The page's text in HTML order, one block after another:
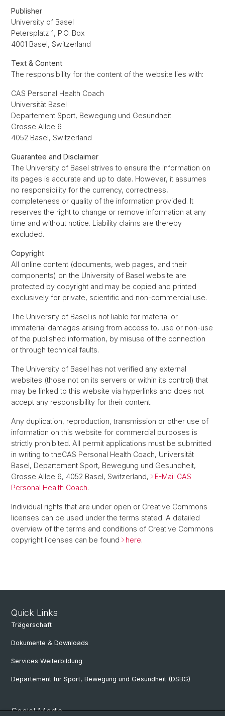
Publisher
University of Basel
Petersplatz 1, P.O. Box
4001 Basel, Switzerland
Text & Content
The responsibility for the content of the website lies with:
CAS Personal Health Coach
Universität Basel
Departement Sport, Bewegung und Gesundheit
Grosse Allee 6
4052 Basel, Switzerland
Guarantee and Disclaimer
The University of Basel strives to ensure the information on
its pages is accurate and up to date. However, it assumes
no responsibility for the currency, correctness,
completeness or quality of the information provided. It
reserves the right to change or remove information at any
time and without notice. Liability claims are thereby
excluded.
Copyright
All online content (documents, web pages, and their
components) on the University of Basel website are
protected by copyright and may be copied and printed
exclusively for private, scientific and non-commercial use.
The University of Basel is not liable for material or
immaterial damages arising from access to, use or non-use
of the published information, by misuse of the connection
or through technical faults.
The University of Basel has not verified any external
websites (those not on its servers or within its control) that
may be linked to this website via hyperlinks and does not
accept any responsibility for their content.
Any duplication, reproduction, transmission or other use of
information on this website for commercial purposes is
strictly prohibited. All permit applications must be submitted
in writing to theCAS Personal Health Coach, Universität
Basel, Departement Sport, Bewegung und Gesundheit,
Grosse Allee 6, 4052 Basel, Switzerland,
E-Mail CAS
Personal Health Coach.
Individual rights that are under open or Creative Commons
licenses can be used under the terms stated. A detailed
overview of the terms and conditions of Creative Commons
copyright licenses can be found
here.
Quick Links
Trägerschaft
Dokumente & Downloads
Services Weiterbildung
Departement für Sport, Bewegung und Gesundheit (DSBG)
Social Media